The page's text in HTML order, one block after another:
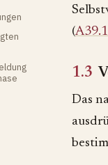
(
1.3
Das